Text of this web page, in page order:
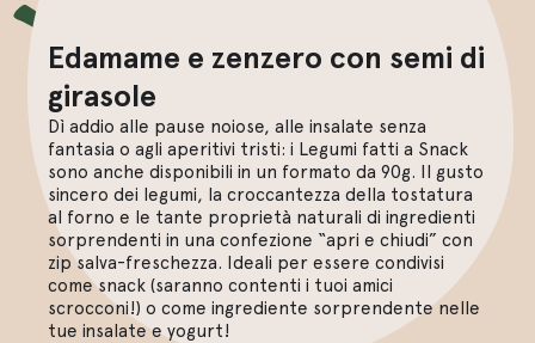
Edamame e zenzero con semi di
girasole
Dì addio alle pause noiose, alle insalate senza
fantasia o agli aperitivi tristi: i Legumi fatti a Snack
sono anche disponibili in un formato da 90g. Il gusto
sincero dei legumi, la croccantezza della tostatura
al forno e le tante proprietà naturali di ingredienti
sorprendenti in una confezione “apri e chiudi” con
zip salva-freschezza. Ideali per essere condivisi
come snack (saranno contenti i tuoi amici
scrocconi!) o come ingrediente sorprendente nelle
tue insalate e yogurt!